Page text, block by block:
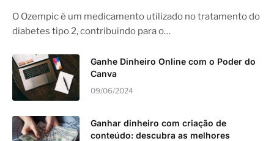
O Ozempic é um medicamento utilizado no tratamento do
diabetes tipo 2, contribuindo para o…
Ganhe Dinheiro Online com o Poder do
Canva
09/06/2024
Ganhar dinheiro com criação de
conteúdo: descubra as melhores